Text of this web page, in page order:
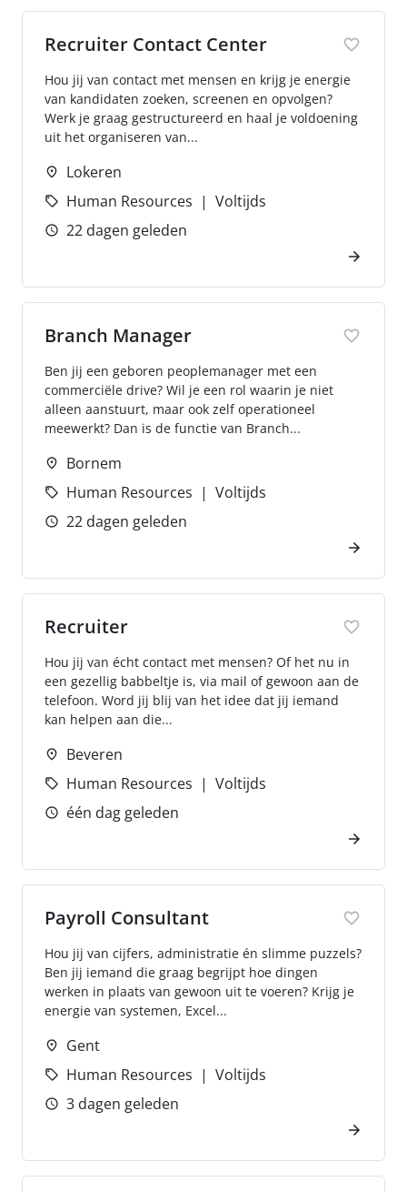
Recruiter Contact Center
Hou jij van contact met mensen en krijg je energie
van kandidaten zoeken, screenen en opvolgen?
Werk je graag gestructureerd en haal je voldoening
uit het organiseren van...
Lokeren
Human Resources
Voltijds
22 dagen geleden
Branch Manager
Ben jij een geboren peoplemanager met een
commerciële drive? Wil je een rol waarin je niet
alleen aanstuurt, maar ook zelf operationeel
meewerkt? Dan is de functie van Branch...
Bornem
Human Resources
Voltijds
22 dagen geleden
Recruiter
Hou jij van écht contact met mensen? Of het nu in
een gezellig babbeltje is, via mail of gewoon aan de
telefoon. Word jij blij van het idee dat jij iemand
kan helpen aan die...
Beveren
Human Resources
Voltijds
één dag geleden
Payroll Consultant
Hou jij van cijfers, administratie én slimme puzzels?
Ben jij iemand die graag begrijpt hoe dingen
werken in plaats van gewoon uit te voeren? Krijg je
energie van systemen, Excel...
Gent
Human Resources
Voltijds
3 dagen geleden